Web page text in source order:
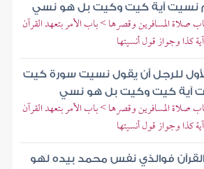
نسيت آية كيت وكيت بل هو نسي
المسافرين وقصرها > باب الأمر بتعهد القرآن
كذا وجواز قول أنسيتها
للرجل أن يقول نسيت سورة كيت
آية كيت وكيت بل هو نسي
المسافرين وقصرها > باب الأمر بتعهد القرآن
كذا وجواز قول أنسيتها
فوالذي نفس محمد بيده لهو